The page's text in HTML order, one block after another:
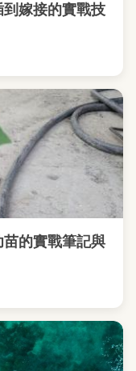
嫁接的實戰技
的實戰筆記與